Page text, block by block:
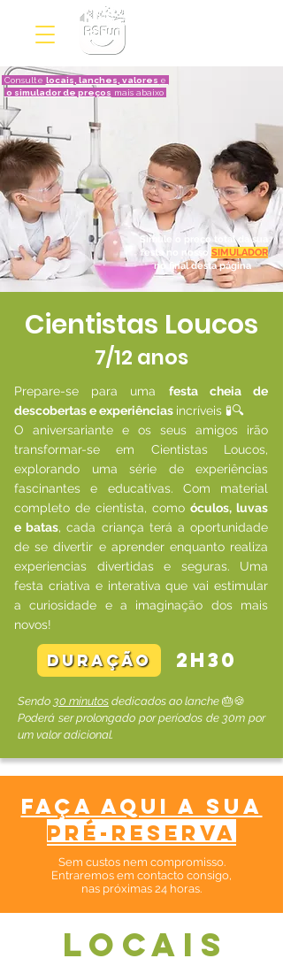
Consulte locais, lanches, valores e
o simulador de preços mais abaixo
Simule o preço total da sua
festa no nosso SIMULADOR
no final desta página
Cientistas Loucos
7/12 anos
Prepare-se para uma festa cheia de
descobertas e experiências incríveis 🧪🔍
O aniversariante e os seus amigos irão
transformar-se em Cientistas Loucos,
explorando uma série de experiências
fascinantes e educativas. Com material
completo de cientista, como óculos, luvas
e batas, cada criança terá a oportunidade
de se divertir e aprender enquanto realiza
experiencias divertidas e seguras. Uma
festa criativa e interativa que vai estimular
a curiosidade e a imaginação dos mais
novos!
duração 2h30
Sendo 30 minutos dedicados ao lanche 🎂🍪
Poderá ser prolongado por períodos de 30m por
um valor adicional.
faça aqui a sua
pré-reserva
Sem custos nem compromisso.​
Entraremos em contacto consigo,
nas próximas 24 horas.
LOCAIS